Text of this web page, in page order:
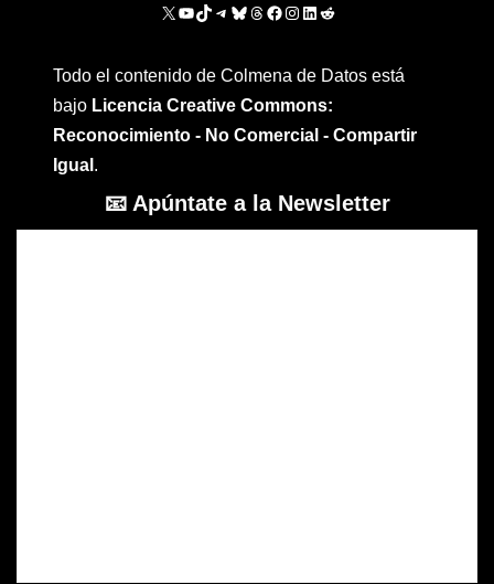
Todo el contenido de Colmena de Datos está
bajo Licencia Creative Commons:
Reconocimiento - No Comercial - Compartir
Igual .
📧 Apúntate a la Newsletter